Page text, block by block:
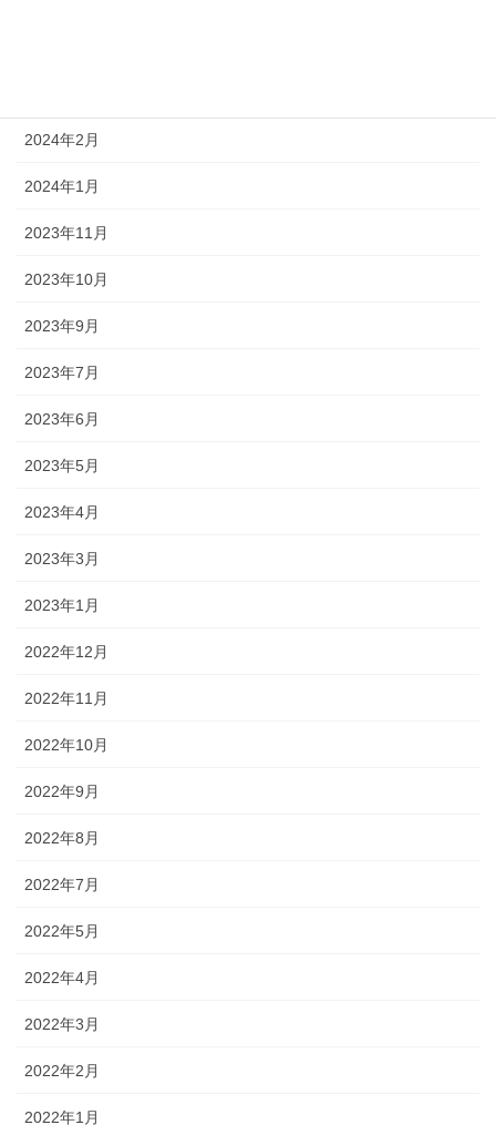
2024年2月
2024年1月
2023年11月
2023年10月
2023年9月
2023年7月
2023年6月
2023年5月
2023年4月
2023年3月
2023年1月
2022年12月
2022年11月
2022年10月
2022年9月
2022年8月
2022年7月
2022年5月
2022年4月
2022年3月
2022年2月
2022年1月